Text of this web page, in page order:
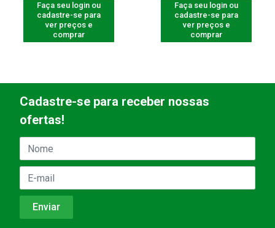
Faça seu login ou
cadastre-se para
ver preços e
comprar
Faça seu login ou
cadastre-se para
ver preços e
comprar
Cadastre-se para receber nossas
ofertas!